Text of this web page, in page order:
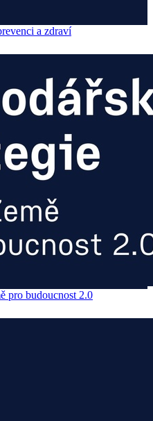
a zdraví
pro budoucnost 2.0